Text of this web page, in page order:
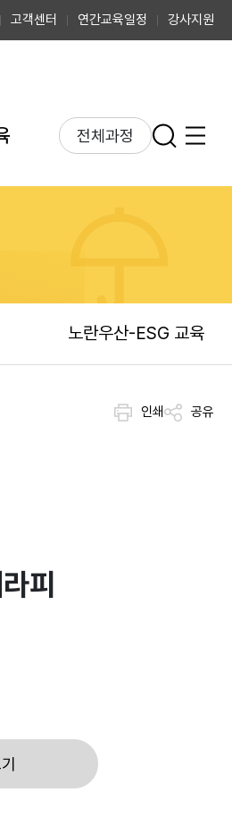
고객센터 연간교육일정 강사지원
전체과정
노란우산-ESG 교육
인쇄 공유
피